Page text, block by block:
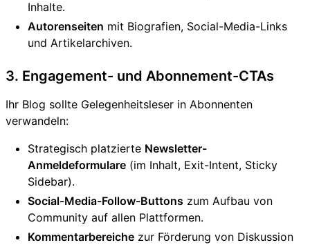
Inhalte.
Autorenseiten mit Biografien, Social-Media-Links
und Artikelarchiven.
3. Engagement- und Abonnement-CTAs
Ihr Blog sollte Gelegenheitsleser in Abonnenten
verwandeln:
Strategisch platzierte Newsletter-
Anmeldeformulare (im Inhalt, Exit-Intent, Sticky
Sidebar).
Social-Media-Follow-Buttons zum Aufbau von
Community auf allen Plattformen.
Kommentarbereiche zur Förderung von Diskussion